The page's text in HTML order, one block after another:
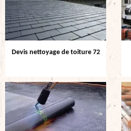
Devis nettoyage de toiture 72